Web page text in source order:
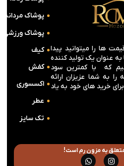
ها را میتوانید پیدا
عنوان یک تولید کننده
که با کمترین سود
را به شما عزیزان ارائه
خرید های خود به یاد
پوشاک مردانه
پوشاک ورزشی
کیف
کفش
اکسسوری
عطر
تک سایز
به مزون رم است!